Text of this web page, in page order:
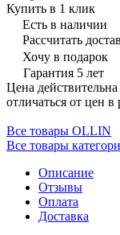
Купить в 1 клик
Есть в наличии
Рассчитать
Хочу в подарок
Гарантия 5 лет
Цена
отличаться от цен
Все товары OLLIN
Все товары
Описание
Отзывы
Оплата
Доставка